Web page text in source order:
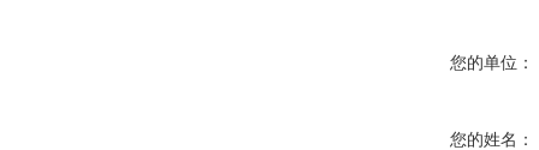
您的单位：
您的姓名：